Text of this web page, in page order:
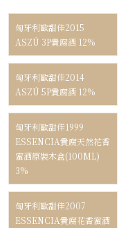
匈牙利歐甜佳2015
ASZÚ 3P貴腐酒 12%
匈牙利歐甜佳2014
ASZÚ 5P貴腐酒 12%
匈牙利歐甜佳1999
ESSENCIA貴腐天然花香
蜜酒原裝木盒(100ML)
3%
匈牙利歐甜佳2007
ESSENCIA貴腐花香蜜酒